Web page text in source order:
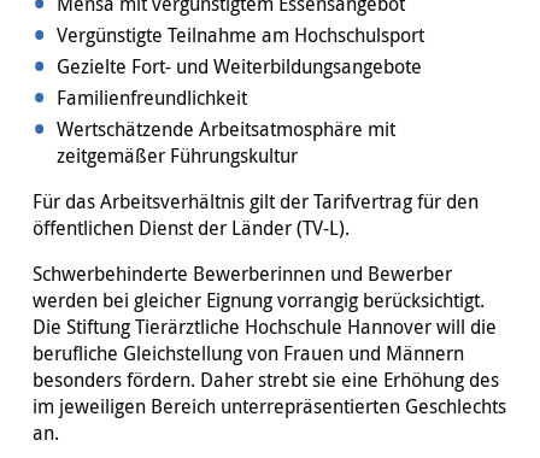
Vergünstigte Teilnahme am Hochschulsport
Gezielte Fort- und Weiterbildungsangebote
Familienfreundlichkeit
Wertschätzende Arbeitsatmosphäre mit
zeitgemäßer Führungskultur
Für das Arbeitsverhältnis gilt der Tarifvertrag für den
öffentlichen Dienst der Länder (TV-L).
Schwerbehinderte Bewerberinnen und Bewerber
werden bei gleicher Eignung vorrangig berücksichtigt.
Die Stiftung Tierärztliche Hochschule Hannover will die
berufliche Gleichstellung von Frauen und Männern
besonders fördern. Daher strebt sie eine Erhöhung des
im jeweiligen Bereich unterrepräsentierten Geschlechts
an.